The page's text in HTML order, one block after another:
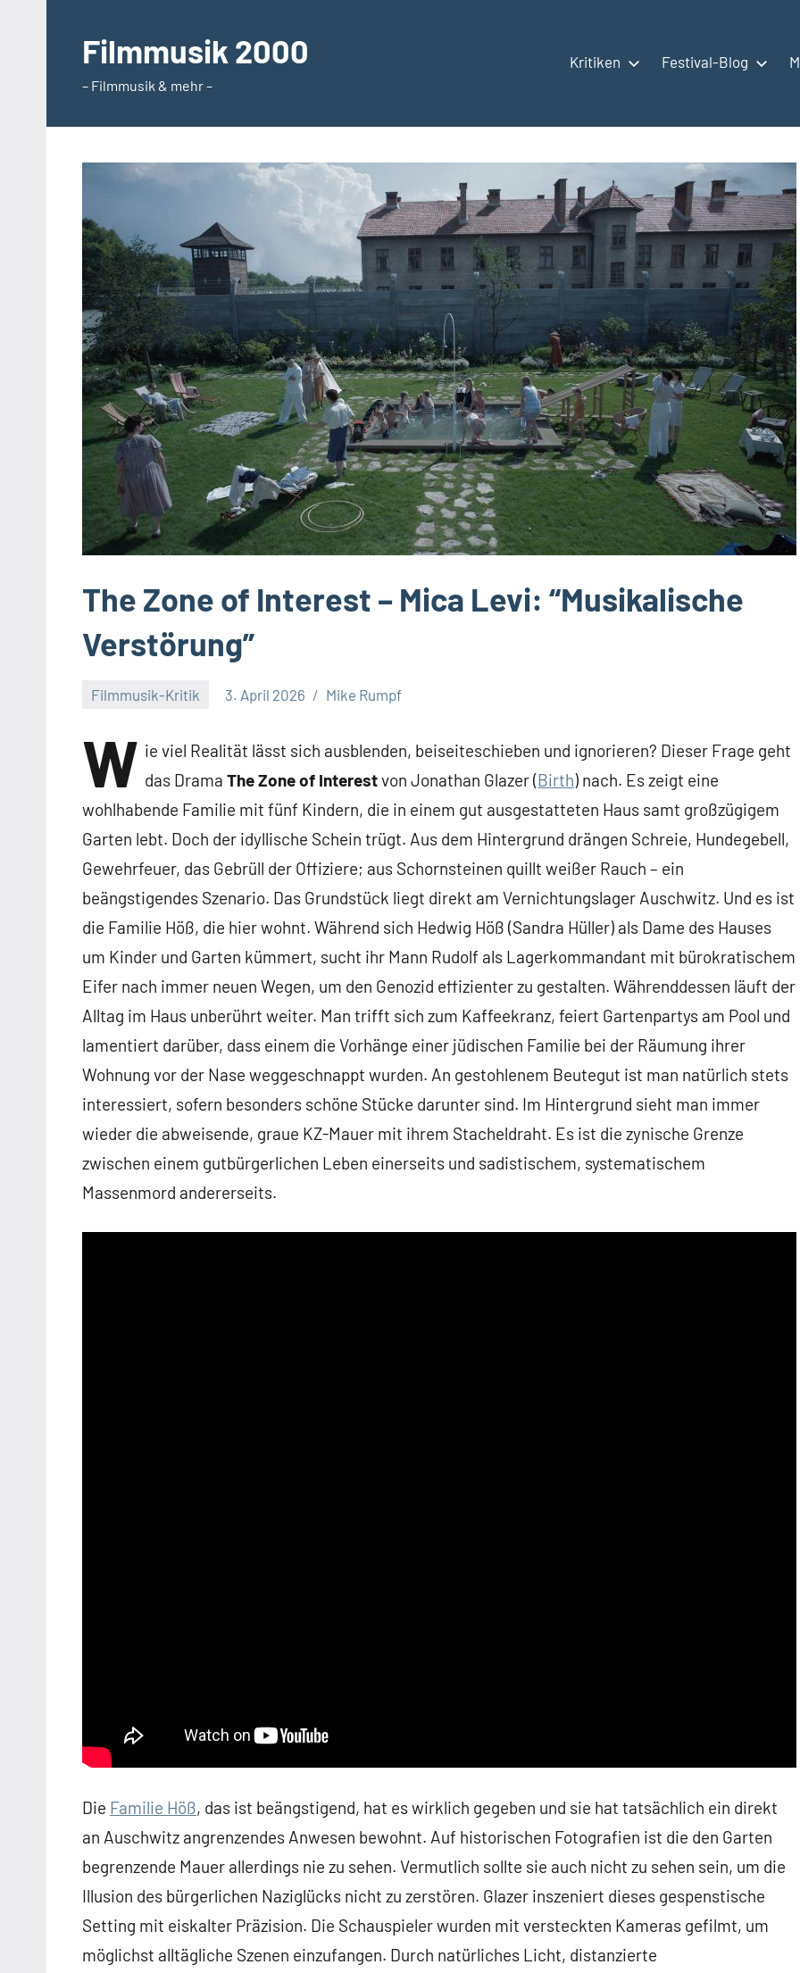
springenFilmmusik 2000
– Filmmusik & mehr –
Kritiken Festival-Blog
The Zone of Interest – Mica Levi: “Musikalische
Verstörung”
Filmmusik-Kritik 3. April 2026 Mike Rumpf
W ie viel Realität lässt sich ausblenden, beiseiteschieben und ignorieren? Dieser Frage geht
das DramaThe Zone of Interestvon Jonathan Glazer (Birth) nach. Es zeigt eine
wohlhabende Familie mit fünf Kindern, die in einem gut ausgestatteten Haus samt großzügigem
Garten lebt. Doch der idyllische Schein trügt. Aus dem Hintergrund drängen Schreie, Hundegebell,
Gewehrfeuer, das Gebrüll der Offiziere; aus Schornsteinen quillt weißer Rauch – ein
beängstigendes Szenario. Das Grundstück liegt direkt am Vernichtungslager Auschwitz. Und es ist
die Familie Höß, die hier wohnt. Während sich Hedwig Höß (Sandra Hüller) als Dame des Hauses
um Kinder und Garten kümmert, sucht ihr Mann Rudolf als Lagerkommandant mit bürokratischem
Eifer nach immer neuen Wegen, um den Genozid effizienter zu gestalten. Währenddessen läuft der
Alltag im Haus unberührt weiter. Man trifft sich zum Kaffeekranz, feiert Gartenpartys am Pool und
lamentiert darüber, dass einem die Vorhänge einer jüdischen Familie bei der Räumung ihrer
Wohnung vor der Nase weggeschnappt wurden. An gestohlenem Beutegut ist man natürlich stets
interessiert, sofern besonders schöne Stücke darunter sind. Im Hintergrund sieht man immer
wieder die abweisende, graue KZ-Mauer mit ihrem Stacheldraht. Es ist die zynische Grenze
zwischen einem gutbürgerlichen Leben einerseits und sadistischem, systematischem
Massenmord andererseits.
Die Familie Höß, das ist beängstigend, hat es wirklich gegeben und sie hat tatsächlich ein direkt
an Auschwitz angrenzendes Anwesen bewohnt. Auf historischen Fotografien ist die den Garten
begrenzende Mauer allerdings nie zu sehen. Vermutlich sollte sie auch nicht zu sehen sein, um die
Illusion des bürgerlichen Naziglücks nicht zu zerstören. Glazer inszeniert dieses gespenstische
Setting mit eiskalter Präzision. Die Schauspieler wurden mit versteckten Kameras gefilmt, um
möglichst alltägliche Szenen einzufangen. Durch natürliches Licht, distanzierte